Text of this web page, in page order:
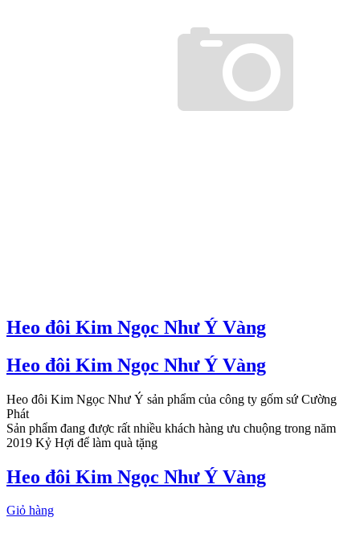
Heo đôi Kim Ngọc Như Ý Vàng
Heo đôi Kim Ngọc Như Ý Vàng
Heo đôi Kim Ngọc Như Ý sản phẩm của công ty gốm sứ Cường
Phát
Sản phẩm đang được rất nhiều khách hàng ưu chuộng trong năm
2019 Kỷ Hợi để làm quà tặng
Heo đôi Kim Ngọc Như Ý Vàng
Giỏ hàng